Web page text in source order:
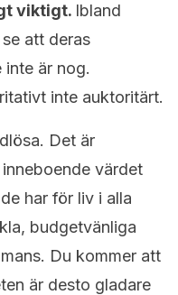
viktigt. Ibland
att deras
är nog.
inte auktoritärt.
Det är
värdet
har för liv i alla
budgetvänliga
Du kommer att
är desto gladare